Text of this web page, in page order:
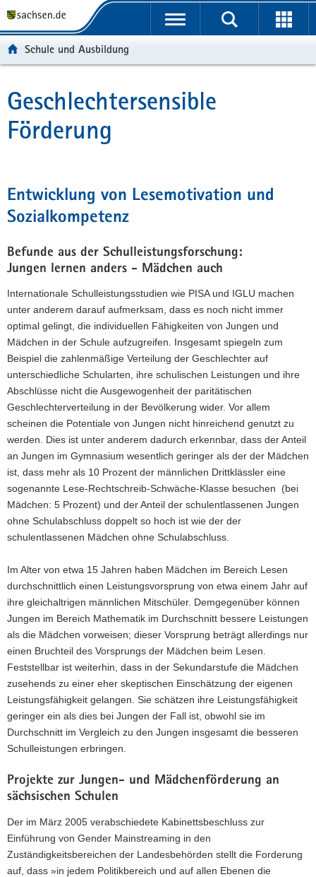
t
ü
b
r
e
i
e
n
e
N
a
v
i
g
a
t
i
o
n
t
n
a
a
t
i
n
p
n
h
t
e
I
r
m
a
i
o
t
-
B
i
c
h
Schule und Ausbildung
Hauptinhalt
Geschlechtersensible
Förderung
Entwicklung von Lesemotivation und
Sozialkompetenz
Befunde aus der Schulleistungsforschung:
Jungen lernen anders - Mädchen auch
Internationale Schulleistungsstudien wie PISA und IGLU machen
unter anderem darauf aufmerksam, dass es noch nicht immer
optimal gelingt, die individuellen Fähigkeiten von Jungen und
Mädchen in der Schule aufzugreifen. Insgesamt spiegeln zum
Beispiel die zahlenmäßige Verteilung der Geschlechter auf
unterschiedliche Schularten, ihre schulischen Leistungen und ihre
Abschlüsse nicht die Ausgewogenheit der paritätischen
Geschlechterverteilung in der Bevölkerung wider. Vor allem
scheinen die Potentiale von Jungen nicht hinreichend genutzt zu
werden. Dies ist unter anderem dadurch erkennbar, dass der Anteil
an Jungen im Gymnasium wesentlich geringer als der der Mädchen
ist, dass mehr als 10 Prozent der männlichen Drittklässler eine
sogenannte Lese-Rechtschreib-Schwäche-Klasse besuchen (bei
Mädchen: 5 Prozent) und der Anteil der schulentlassenen Jungen
ohne Schulabschluss doppelt so hoch ist wie der der
schulentlassenen Mädchen ohne Schulabschluss.
Im Alter von etwa 15 Jahren haben Mädchen im Bereich Lesen
durchschnittlich einen Leistungsvorsprung von etwa einem Jahr auf
ihre gleichaltrigen männlichen Mitschüler. Demgegenüber können
Jungen im Bereich Mathematik im Durchschnitt bessere Leistungen
als die Mädchen vorweisen; dieser Vorsprung beträgt allerdings nur
einen Bruchteil des Vorsprungs der Mädchen beim Lesen.
Feststellbar ist weiterhin, dass in der Sekundarstufe die Mädchen
zusehends zu einer eher skeptischen Einschätzung der eigenen
Leistungsfähigkeit gelangen. Sie schätzen ihre Leistungsfähigkeit
geringer ein als dies bei Jungen der Fall ist, obwohl sie im
Durchschnitt im Vergleich zu den Jungen insgesamt die besseren
Schulleistungen erbringen.
Projekte zur Jungen- und Mädchenförderung an
sächsischen Schulen
Der im März 2005 verabschiedete Kabinettsbeschluss zur
Einführung von Gender Mainstreaming in den
Zuständigkeitsbereichen der Landesbehörden stellt die Forderung
auf, dass »in jedem Politikbereich und auf allen Ebenen die